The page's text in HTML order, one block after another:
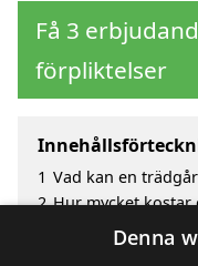
Få 3
förpliktelser
1 Vad kan en
2 Hur mycket kostar
Fördelar med att
Sök efter en
Denna